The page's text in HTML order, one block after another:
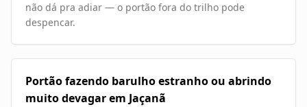
não dá pra adiar — o portão fora do trilho pode
despencar.
Portão fazendo barulho estranho ou abrindo
muito devagar em Jaçanã